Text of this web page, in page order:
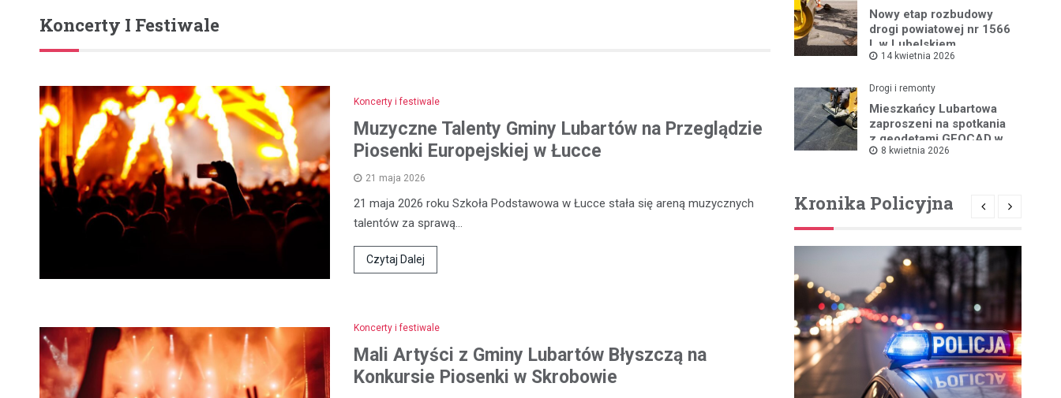
Koncerty I Festiwale
Koncerty i festiwale
Muzyczne Talenty Gminy Lubartów na Przeglądzie
Piosenki Europejskiej w Łucce
21 maja 2026
21 maja 2026 roku Szkoła Podstawowa w Łucce stała się areną muzycznych
talentów za sprawą…
Czytaj Dalej
Koncerty i festiwale
Mali Artyści z Gminy Lubartów Błyszczą na
Konkursie Piosenki w Skrobowie
Nowy etap rozbudowy
drogi powiatowej nr 1566
L w Lubelskiem
14 kwietnia 2026
Drogi i remonty
Mieszkańcy Lubartowa
zaproszeni na spotkania
z geodetami GEOCAD w
sprawie budowy S19
8 kwietnia 2026
Kronika Policyjna